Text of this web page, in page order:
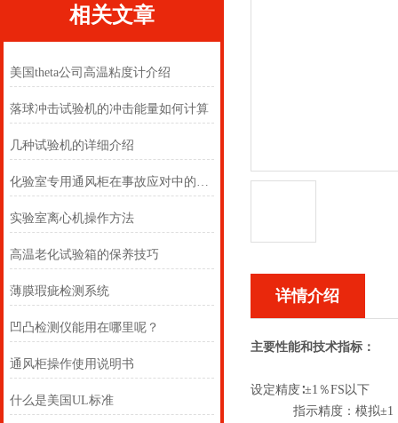
相关文章
美国theta公司高温粘度计介绍
落球冲击试验机的冲击能量如何计算
几种试验机的详细介绍
化验室专用通风柜在事故应对中的角色
实验室离心机操作方法
高温老化试验箱的保养技巧
薄膜瑕疵检测系统
凹凸检测仪能用在哪里呢？
通风柜操作使用说明书
什么是美国UL标准
详情介绍
主要性能和技术指标：
设定精庋∶±1％FS以下
指示精度：模拟±1．